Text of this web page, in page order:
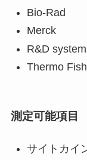
Bio-Rad
Merck
R&D
Thermo
測定可能項目
サイトカイ